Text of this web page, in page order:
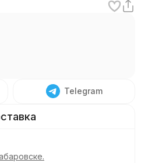
Telegram